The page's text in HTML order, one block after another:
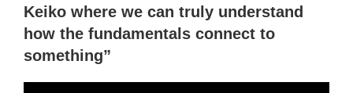
Keiko where we can truly understand
how the fundamentals connect to
something”